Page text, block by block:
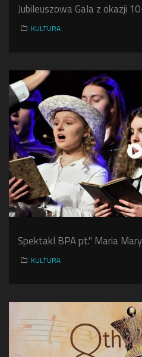
Jubileuszowa Gala z okazji
KULTURA
Spektakl BPA pt." Maria
KULTURA